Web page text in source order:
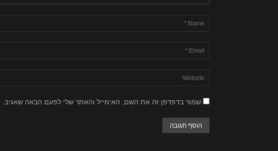
שמור בדפדפן זה את השם, האימייל והאתר שלי לפעם הבאה שאגיב.